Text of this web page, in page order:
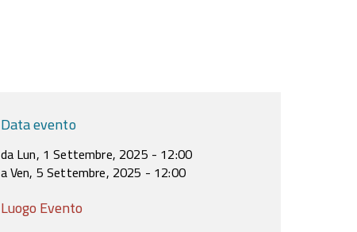
Data evento
da Lun, 1 Settembre, 2025 - 12:00
a Ven, 5 Settembre, 2025 - 12:00
Luogo Evento